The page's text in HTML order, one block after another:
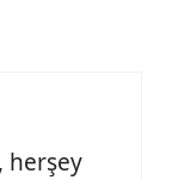
herşey